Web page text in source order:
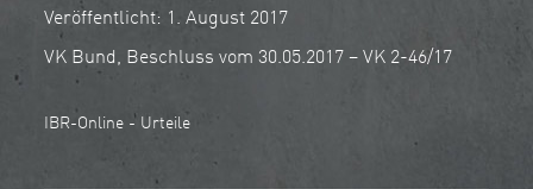
Veröffentlicht: 1. August 2017
VK Bund, Beschluss vom 30.05.2017 – VK 2-46/17
IBR-Online - Urteile